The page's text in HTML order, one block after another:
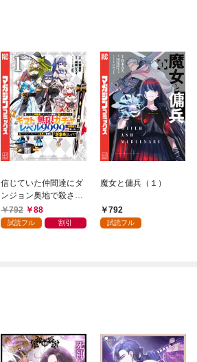
信じていた仲間達にダ
ンジョン奥地で殺され
かけたがギフト『無限
ガチャ』でレベル９９
792 88
試読フル 割引
魔女と傭兵（１）
792
試読フル